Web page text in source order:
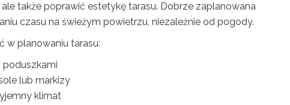
także poprawić estetykę tarasu. Dobrze zaplanowana
czasu na świeżym powietrzu, niezależnie od pogody.
w planowaniu tarasu:
poduszkami
lub markizy
klimat